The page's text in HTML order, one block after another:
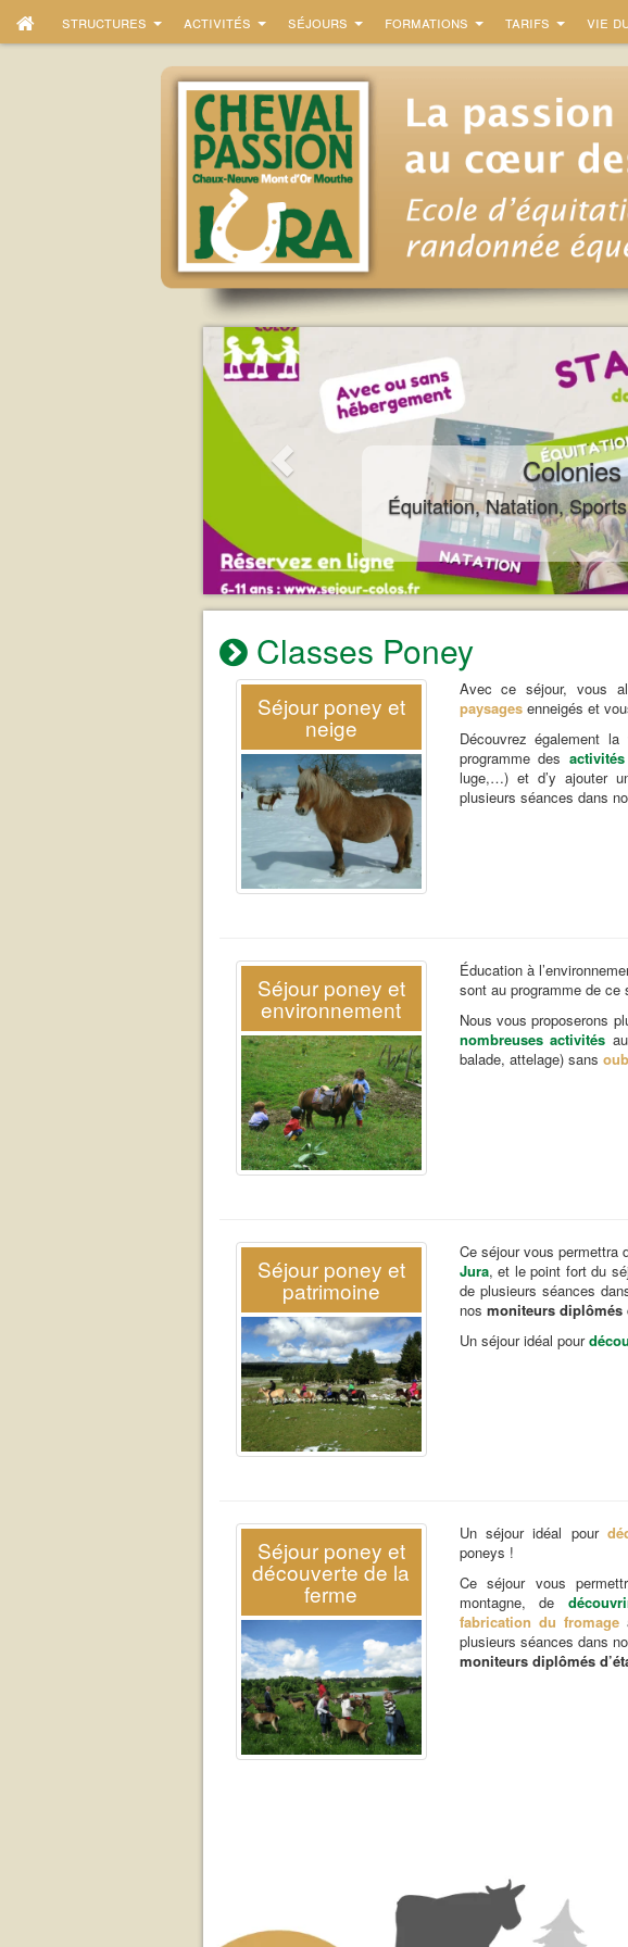
structures activités séjours formations tarifs vie
Équitation, Natation,
Classes Poney
Séjour poney et
neige
Avec ce séjour, vous
paysagesenneigés et
Découvrez également
programme des
luge,…) et d’y ajouter
plusieurs séances dans
Séjour poney et
environnement
Éducation à
sont au programme de ce
Nous vous proposerons
nombreuses activités
balade, attelage) sans
Séjour poney et
patrimoine
Ce séjour vous permettra
Jura, et le point fort du
de plusieurs séances
nos moniteurs diplômés
Un séjour idéal pour
Séjour poney et
découverte de la
ferme
Un séjour idéal pour
poneys !
Ce séjour vous
montagne, de
fabrication du fromage
plusieurs séances dans
moniteurs diplômés